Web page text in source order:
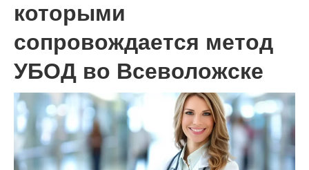
которыми
сопровождается метод
УБОД во Всеволожске